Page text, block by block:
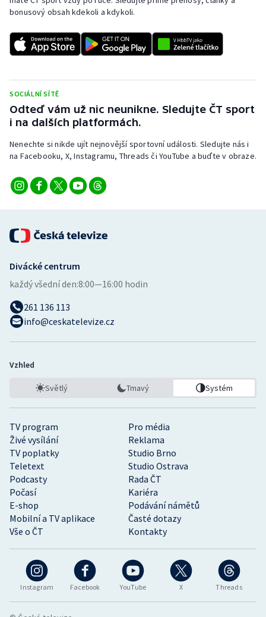
Rychlostní kanoistika
Short track
Stolní tenis
Triatlon
Veslování
Vodní slalom
Volejbal
Ostatní
bonusový obsah kdekoli a kdykoli.
SOCIÁLNÍ SÍTĚ
Odteď vám už nic neunikne. Sledujte ČT sport
i na dalších platformách.
Nenechte si nikde ujít nejnovější sportovní události. Sledujte nás i
na Facebooku, X, Instagramu, Threads či YouTube a buďte v obraze.
Instagram Facebook YouTube X Threads
TV program
Pro média
Živé vysílání
Reklama
TV poplatky
Studio Brno
Teletext
Studio Ostrava
Podcasty
Rada ČT
Počasí
Kariéra
E-shop
Podávání námětů
Mobilní a TV aplikace
Časté dotazy
Vše o ČT
Kontakty
Divácké centrum
každý všední den:8:00—16:00 hodin
261 136 113
info@ceskatelevize.cz
Vzhled
Světlý Tmavý Systém